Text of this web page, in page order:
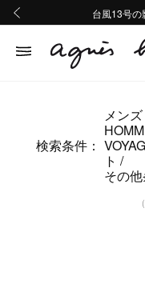
熊本地域地
台風13号の
熊本地域地
検索条件：
メンズ
ト
その